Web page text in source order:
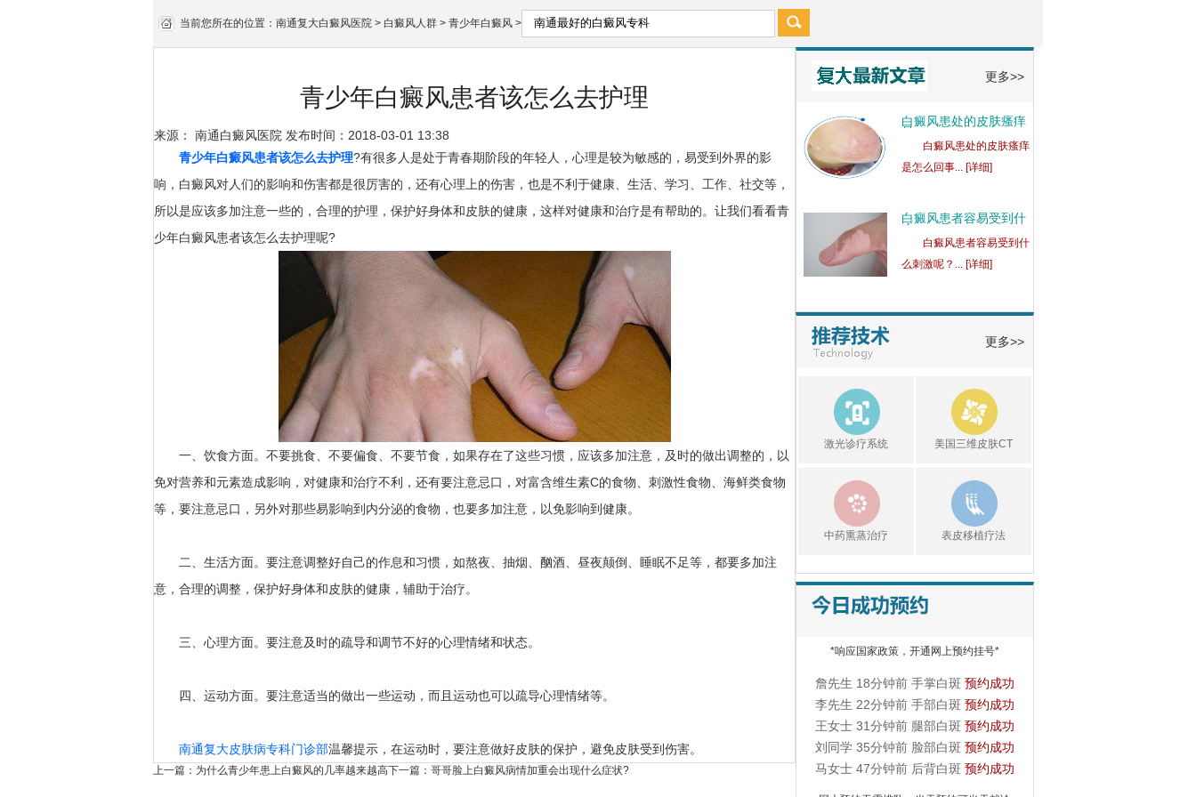
当前您所在的位置： 南通复大白癜风医院 > 白癜风人群 > 青少年白癜风 >
青少年白癜风患者该怎么去护理
来源： 南通白癜风医院 发布时间：2018-03-01 13:38
青少年白癜风患者该怎么去护理?有很多人是处于青春期阶段的年轻人，心理是较为敏感的，易受到外界的影
响，白癜风对人们的影响和伤害都是很厉害的，还有心理上的伤害，也是不利于健康、生活、学习、工作、社交等，
所以是应该多加注意一些的，合理的护理，保护好身体和皮肤的健康，这样对健康和治疗是有帮助的。让我们看看青
少年白癜风患者该怎么去护理呢?
一、饮食方面。不要挑食、不要偏食、不要节食，如果存在了这些习惯，应该多加注意，及时的做出调整的，以
免对营养和元素造成影响，对健康和治疗不利，还有要注意忌口，对富含维生素C的食物、刺激性食物、海鲜类食物
等，要注意忌口，另外对那些易影响到内分泌的食物，也要多加注意，以免影响到健康。
二、生活方面。要注意调整好自己的作息和习惯，如熬夜、抽烟、酗酒、昼夜颠倒、睡眠不足等，都要多加注
意，合理的调整，保护好身体和皮肤的健康，辅助于治疗。
三、心理方面。要注意及时的疏导和调节不好的心理情绪和状态。
四、运动方面。要注意适当的做出一些运动，而且运动也可以疏导心理情绪等。
南通复大皮肤病专科门诊部温馨提示，在运动时，要注意做好皮肤的保护，避免皮肤受到伤害。
上一篇： 为什么青少年患上白癜风的几率越来越高下一篇： 哥哥脸上白癜风病情加重会出现什么症状?
更多>>
白斑发红的原因是什
么？白斑发红... [详细]
白癜风患处的皮肤瘙痒
是
白癜风患处的皮肤瘙痒
是怎么回事... [详细]
白癜风患者容易受到什
么
白癜风患者容易受到什
么刺激呢？... [详细]
更多>>
激光诊疗系统 美国三维皮肤CT
中药熏蒸治疗 表皮移植疗法
*响应国家政策，开通网上预约挂号*
詹先生 18分钟前 手掌白斑 预约成功
李先生 22分钟前 手部白斑 预约成功
王女士 31分钟前 腿部白斑 预约成功
刘同学 35分钟前 脸部白斑 预约成功
马女士 47分钟前 后背白斑 预约成功